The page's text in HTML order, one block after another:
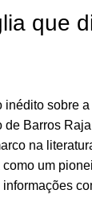
que
inédito sobre
de Barros
na
um